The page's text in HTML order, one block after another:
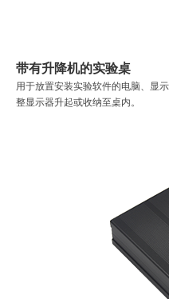
带有升降机的实验桌
用于放置安装实验软件的电脑、显
整显示器升起或收纳至桌内。